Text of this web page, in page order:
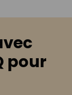
pour